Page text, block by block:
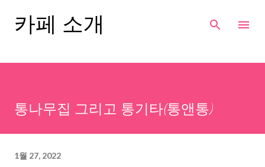
기본 콘텐츠로 건너뛰기
카페 소개
통나무집 그리고 통기타(통앤통)
1월 27, 2022